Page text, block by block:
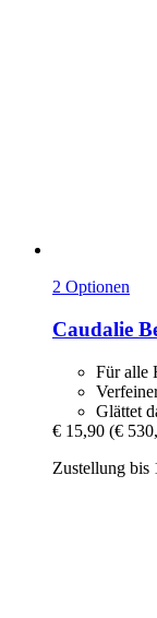
2 Optionen
Caudalie
Für alle
Glättet
€ 15,90 (€
Zustellung bis